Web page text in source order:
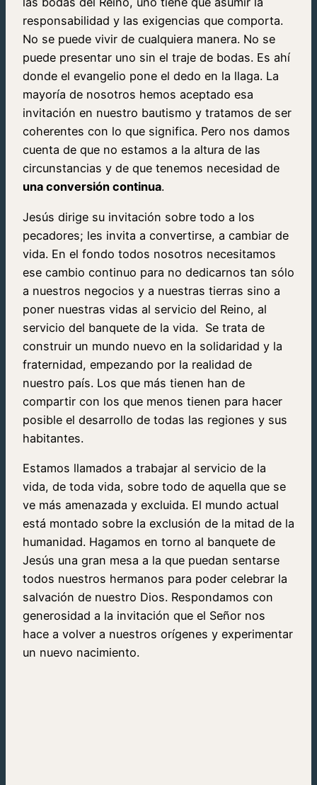
responsabilidad y las exigencias que comporta.
No se puede vivir de cualquiera manera. No se
puede presentar uno sin el traje de bodas. Es ahí
donde el evangelio pone el dedo en la llaga. La
mayoría de nosotros hemos aceptado esa
invitación en nuestro bautismo y tratamos de ser
coherentes con lo que significa. Pero nos damos
cuenta de que no estamos a la altura de las
circunstancias y de que tenemos necesidad de
una conversión continua.
Jesús dirige su invitación sobre todo a los
pecadores; les invita a convertirse, a cambiar de
vida. En el fondo todos nosotros necesitamos
ese cambio continuo para no dedicarnos tan sólo
a nuestros negocios y a nuestras tierras sino a
poner nuestras vidas al servicio del Reino, al
servicio del banquete de la vida. Se trata de
construir un mundo nuevo en la solidaridad y la
fraternidad, empezando por la realidad de
nuestro país. Los que más tienen han de
compartir con los que menos tienen para hacer
posible el desarrollo de todas las regiones y sus
habitantes.
Estamos llamados a trabajar al servicio de la
vida, de toda vida, sobre todo de aquella que se
ve más amenazada y excluida. El mundo actual
está montado sobre la exclusión de la mitad de la
humanidad. Hagamos en torno al banquete de
Jesús una gran mesa a la que puedan sentarse
todos nuestros hermanos para poder celebrar la
salvación de nuestro Dios. Respondamos con
generosidad a la invitación que el Señor nos
hace a volver a nuestros orígenes y experimentar
un nuevo nacimiento.